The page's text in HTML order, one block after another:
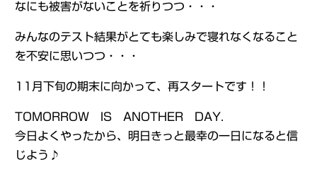
なにも被害がないことを祈りつつ・・・
みんなのテスト結果がとても楽しみで寝れなくなること
を不安に思いつつ・・・
11月下旬の期末に向かって、再スタートです！！
TOMORROW IS ANOTHER DAY.
今日よくやったから、明日きっと最幸の一日になると信
じよう♪